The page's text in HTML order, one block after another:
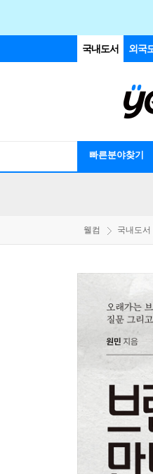
국내도서 외국
빠른분야찾기
웰컴 국내도서